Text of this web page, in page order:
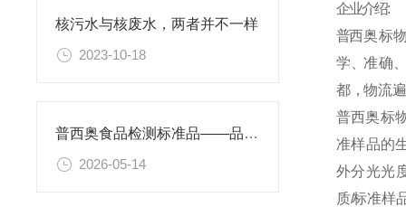
核污水与核废水，两者并不一样
2023-10-18
普西奥食品检测标准品——品类丰富，支持定制
2026-05-14
企业介绍:
普西奥标物
学 、准 确
都 ，物 流
普西奥标
准样品的
外 分 光 光
质/标 准 样